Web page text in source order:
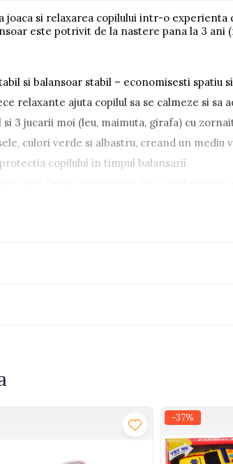
si relaxarea copilului intr-o experienta
este potrivit de la nastere pana la 3 ani
si balansoar stabil – economisesti spatiu
relaxante ajuta copilul sa se calmeze si sa
si 3 jucarii moi (leu, maimuta, girafa) cu
culori verde si albastru, creand un mediu
copilului in timpul balansarii.
-37%